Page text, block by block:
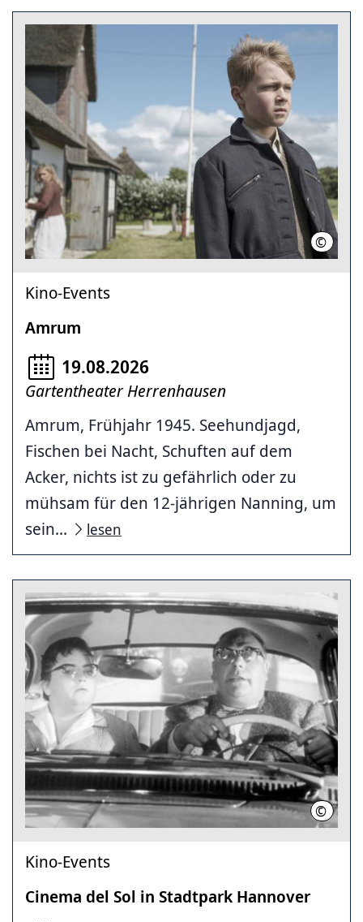
©
Kino-Events
Amrum
19.08.2026
Gartentheater Herrenhausen
Amrum, Frühjahr 1945. Seehundjagd,
Fischen bei Nacht, Schuften auf dem
Acker, nichts ist zu gefährlich oder zu
mühsam für den 12-jährigen Nanning, um
sein...
lesen
© DFF –
Kino-Events
Cinema del Sol in Stadtpark Hannover